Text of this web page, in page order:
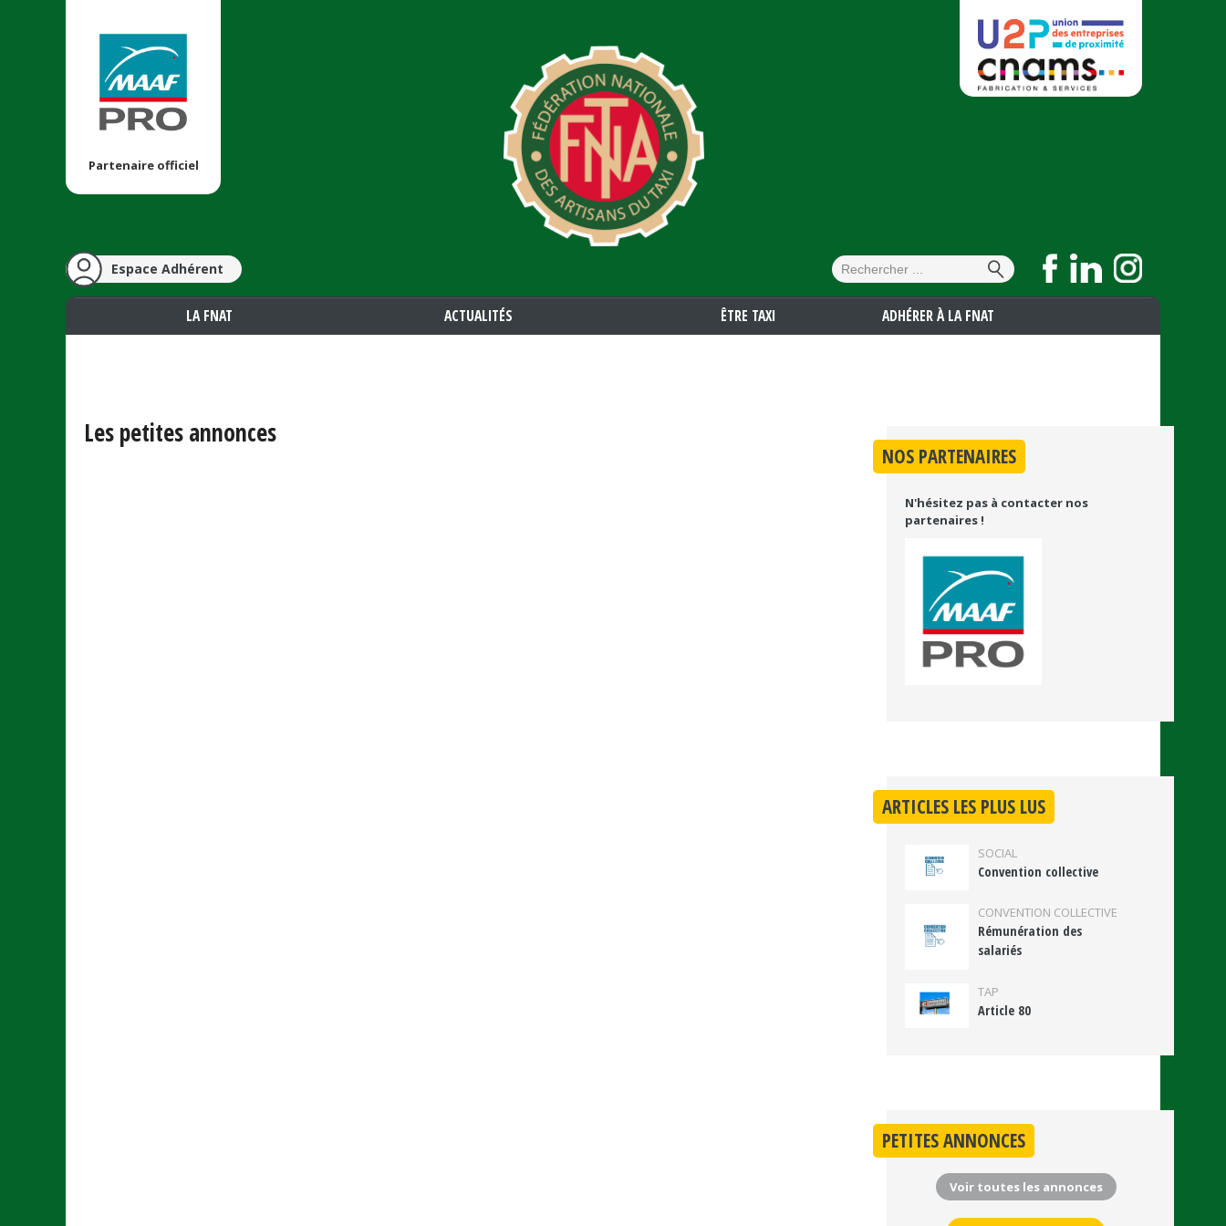
contenu
principal
Partenaire officiel
Espace Adhérent
Formulaire de
recherche
Rechercher
LA FNAT ACTUALITÉS ÊTRE TAXI ADHÉRER À LA FNAT
Les petites annonces
NOS PARTENAIRES
N'hésitez pas à contacter nos
partenaires !
ARTICLES LES PLUS LUS
SOCIAL
Convention collective
CONVENTION COLLECTIVE
Rémunération des
salariés
TAP
Article 80
PETITES ANNONCES
Voir toutes les annonces